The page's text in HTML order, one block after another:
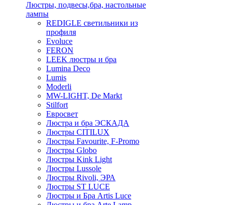
Люстры, подвесы,бра, настольные
лампы
REDIGLE светильники из
профиля
Evoluce
FERON
LEEK люстры и бра
Lumina Deco
Lumis
Moderli
MW-LIGHT, De Markt
Stilfort
Евросвет
Люстра и бра ЭСКАДА
Люстры CITILUX
Люстры Favourite, F-Promo
Люстры Globo
Люстры Kink Light
Люстры Lussole
Люстры Rivoli, ЭРА
Люстры ST LUCE
Люстры и Бра Artis Luce